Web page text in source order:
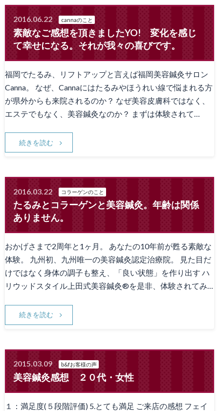
2016.06.22 cannaのこと
素敵なご感想を頂きましたYO! 変化を感じ
て幸せになる。それが我々の喜びです。
福岡でたるみ、リフトアップと言えば福岡美容鍼灸サロン
Canna。 なぜ、Cannaにはたるみやほうれい線で悩まれる方
が県外からも来院されるのか？ なぜ美容皮膚科ではなく、
エステでもなく、美容鍼灸なのか？ まずは体験されて…
続きを読む
2016.03.22 コラーゲンのこと
たるみとコラーゲンと美容鍼灸。年齢は関係
ありません。
おかげさまで2周年と1ヶ月。 あなたの10年前が甦る素敵な
体験。 九州初、九州唯一の美容鍼灸認定治療院。 見た目だ
けではなく身体の調子も整え、「良い状態」を作り出す ハ
リウッドスタイル上田式美容鍼灸®を是非、体験されてみ…
続きを読む
2015.03.09 b&fお客様の声
美容鍼灸感想 ２０代・女性
１：満足度(５段階評価) 5.とても満足 ご来店の感想 フェイ